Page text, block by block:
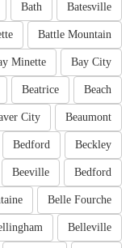
Batesville
Bath
Battle Mountain
Bay City
Minette
Beach
Beatrice
Beaumont
City
Beckley
Bedford
Bedford
Beeville
Belle Fourche
Belleville